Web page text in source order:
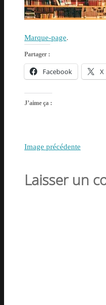
Marque-page.
Partager :
Facebook X
J’aime ça :
Image précédente
Laisser un